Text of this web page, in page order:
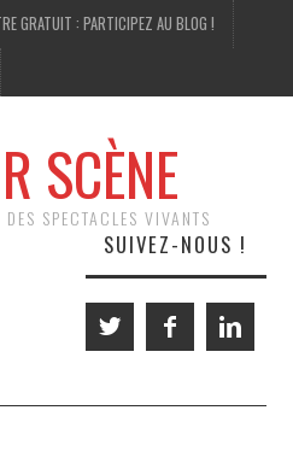
GRATUIT : PARTICIPEZ AU BLOG !
SCÈNE
SPECTACLES VIVANTS
SUIVEZ-NOUS !